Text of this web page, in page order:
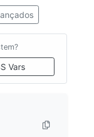
Vars